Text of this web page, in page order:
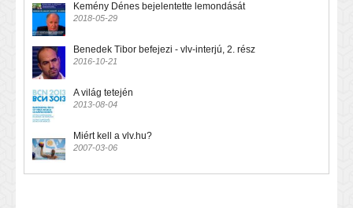
Kemény Dénes bejelentette lemondását
2018-05-29
Benedek Tibor befejezi - vlv-interjú, 2. rész
2016-10-21
A világ tetején
2013-08-04
Miért kell a vlv.hu?
2007-03-06